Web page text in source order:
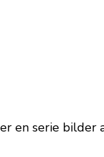
en serie